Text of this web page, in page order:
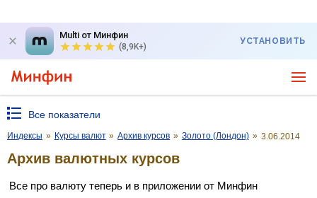
Multi от Минфин
(8,9K+)
УСТАНОВИТЬ
Все показатели
Индексы » Курсы валют » Архив курсов » Золото (Лондон) » 3.06.2014
Архив валютных курсов
Все про валюту теперь и в приложении от Минфин